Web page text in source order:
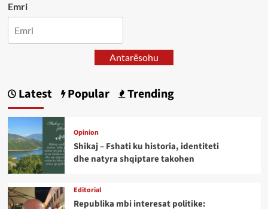
Emri
Antarësohu
Latest Popular Trending
Opinion
Shikaj – Fshati ku historia, identiteti
dhe natyra shqiptare takohen
Editorial
Republika mbi interesat politike: